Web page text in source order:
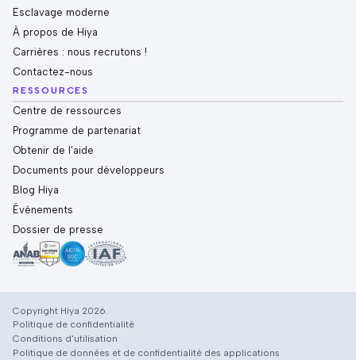
Esclavage moderne
À propos de Hiya
Carrières : nous recrutons !
Contactez-nous
RESSOURCES
Centre de ressources
Programme de partenariat
Obtenir de l'aide
Documents pour développeurs
Blog Hiya
Événements
Dossier de presse
Copyright Hiya 2026.
Politique de confidentialité
Conditions d'utilisation
Politique de données et de confidentialité des applications